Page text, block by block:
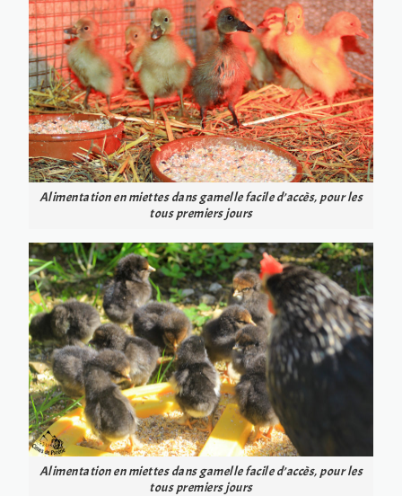
Alimentation en miettes dans gamelle facile d’accès, pour les
tous premiers jours
Alimentation en miettes dans gamelle facile d’accès, pour les
tous premiers jours